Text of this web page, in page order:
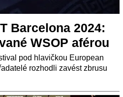
Barcelona 2024:
WSOP aférou
pod hlavičkou European
rozhodli zavést zbrusu